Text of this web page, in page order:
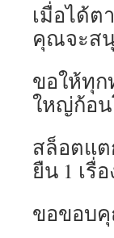
เมื่อได้ต
คุณจะส
ขอให้ทุ
ใหญ่ก้อน
สล็อตแต
ยืน 1 เรื่
ขอขอบ